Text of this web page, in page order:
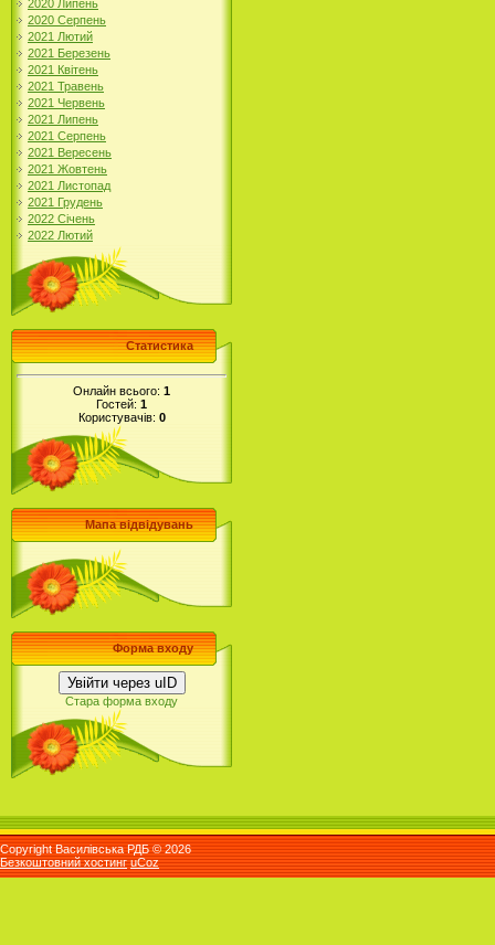
2020 Липень
2020 Серпень
2021 Лютий
2021 Березень
2021 Квітень
2021 Травень
2021 Червень
2021 Липень
2021 Серпень
2021 Вересень
2021 Жовтень
2021 Листопад
2021 Грудень
2022 Січень
2022 Лютий
Статистика
Онлайн всього: 1
Гостей: 1
Користувачів: 0
Мапа відвідувань
Форма входу
Увійти через uID
Стара форма входу
Copyright Василівська РДБ © 2026
Безкоштовний хостинг uCoz